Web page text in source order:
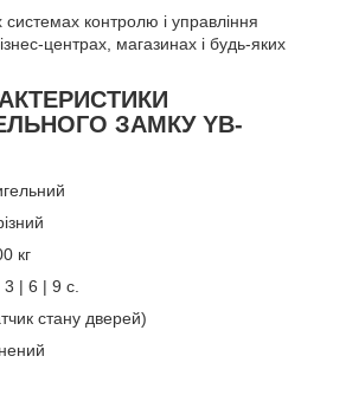
контролю і управління
центрах, магазинах і будь-яких
ЗАМКУ YB-
кг
| 6 | 9 с.
стану дверей)